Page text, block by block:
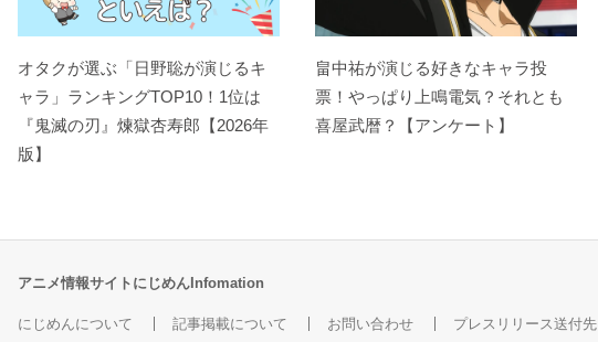
オタクが選ぶ「日野聡が演じるキ
ャラ」ランキングTOP10！1位は
『鬼滅の刃』煉󠄁獄杏寿郎【2026年
版】
畠中祐が演じる好きなキャラ投
票！やっぱり上鳴電気？それとも
喜屋武暦？【アンケート】
アニメ情報サイトにじめんInfomation
にじめんについて 記事掲載について お問い合わせ プレスリリース送付先